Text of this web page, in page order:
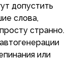
допустить
слова,
странно.
или